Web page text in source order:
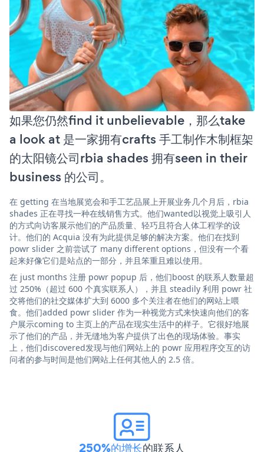
如果您仍然find it unbelievable，那么take
a look at 是一家拥有crafts 手工制作木制框架
的太阳镜公司rbia shades 拥有seen in their
business 的公司。
在 getting 在当地展览会和手工艺品展上开展业务几个月后，rbia
shades 正在寻找一种在线销售方式。他们wanted以视觉上吸引人
的方式向访客展示他们的产品质量、轻巧且符合人体工程学的设
计。他们的 Acquia 没有为此提供足够的解决方案。他们在找到
powr slider 之前尝试了 many different options，但没有一个看
起来好像它们是站点的一部分，并且笨重且难以使用。
在 just months 注册 powr popup 后，他们boost 的联系人数量超
过 250%（超过 600 个真实联系人），并且 steadily 利用 powr 社
交将他们的社交媒体扩大到 6000 多个关注者在他们的网站上喂
食。他们added powr slider 作为一种视觉方式来快速向他们的客
户展示coming to 主页上的产品在现实生活中的样子。它很好地展
示了他们的产品，并无缝地为客户提供了出色的现场体验。事实
上，他们discovered发现与他们网站上的 powr 应用程序交互的访
问者的参与时间是他们网站上任何其他人的 2.5 倍。
250%的增长的联系人